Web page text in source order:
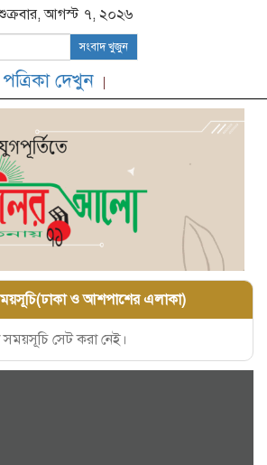
আগস্ট ৭, ২০২৬
সংবাদ খুজুন
দেখুন
ও আশপাশের এলাকা)
সেট করা নেই।